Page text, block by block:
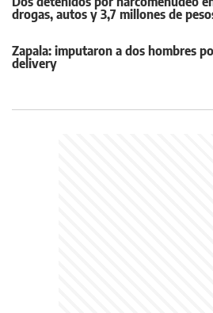
drogas, autos y 3,7 millones de
Zapala: imputaron a dos hombres
delivery